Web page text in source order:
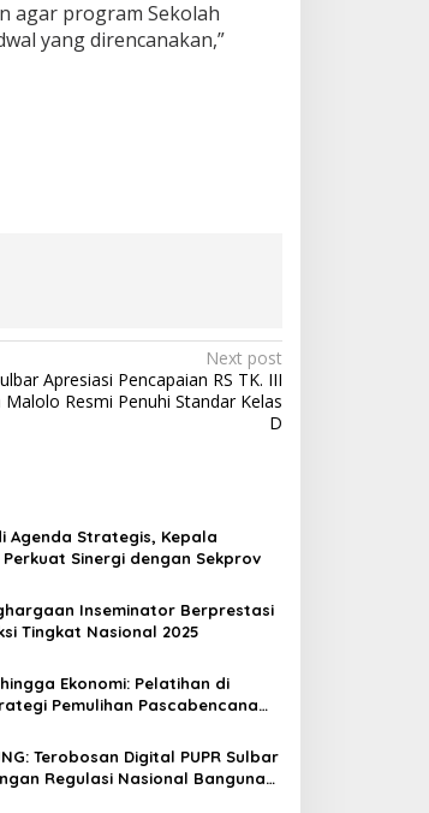
agar program Sekolah
yang direncanakan,”
Next post
Apresiasi Pencapaian RS TK. III
Malolo Resmi Penuhi Standar Kelas
D
Agenda Strategis, Kepala
Sinergi dengan Sekprov
Inseminator Berprestasi
Tingkat Nasional 2025
Ekonomi: Pelatihan di
Pemulihan Pascabencana
Terobosan Digital PUPR Sulbar
Regulasi Nasional Bangunan